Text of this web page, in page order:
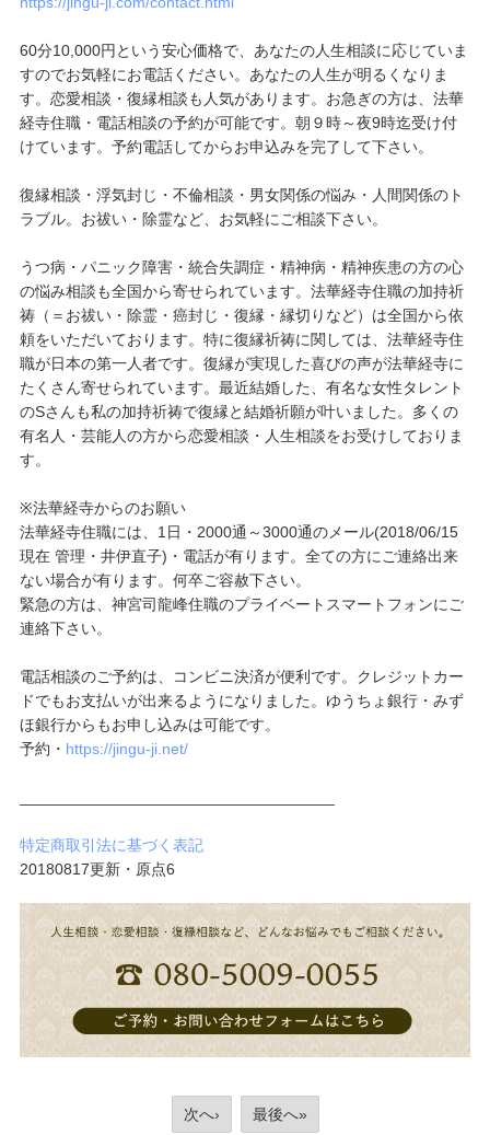
60分10,000円という安心価格で、あなたの人生相談に応じていま
すのでお気軽にお電話ください。あなたの人生が明るくなりま
す。恋愛相談・復縁相談も人気があります。お急ぎの方は、法華
経寺住職・電話相談の予約が可能です。朝９時～夜9時迄受け付
けています。予約電話してからお申込みを完了して下さい。
復縁相談・浮気封じ・不倫相談・男女関係の悩み・人間関係のト
ラブル。お祓い・除霊など、お気軽にご相談下さい。
うつ病・パニック障害・統合失調症・精神病・精神疾患の方の心
の悩み相談も全国から寄せられています。法華経寺住職の加持祈
祷（＝お祓い・除霊・癌封じ・復縁・縁切りなど）は全国から依
頼をいただいております。特に復縁祈祷に関しては、法華経寺住
職が日本の第一人者です。復縁が実現した喜びの声が法華経寺に
たくさん寄せられています。最近結婚した、有名な女性タレント
のSさんも私の加持祈祷で復縁と結婚祈願が叶いました。多くの
有名人・芸能人の方から恋愛相談・人生相談をお受けしておりま
す。
※法華経寺からのお願い
法華経寺住職には、1日・2000通～3000通のメール(2018/06/15
現在 管理・井伊直子)・電話が有ります。全ての方にご連絡出来
ない場合が有ります。何卒ご容赦下さい。
緊急の方は、神宮司龍峰住職のプライベートスマートフォンにご
連絡下さい。
電話相談のご予約は、コンビニ決済が便利です。クレジットカー
ドでもお支払いが出来るようになりました。ゆうちょ銀行・みず
ほ銀行からもお申し込みは可能です。
予約・ https://jingu-ji.net/
特定商取引法に基づく表記
20180817更新・原点6
次へ› 最後へ»